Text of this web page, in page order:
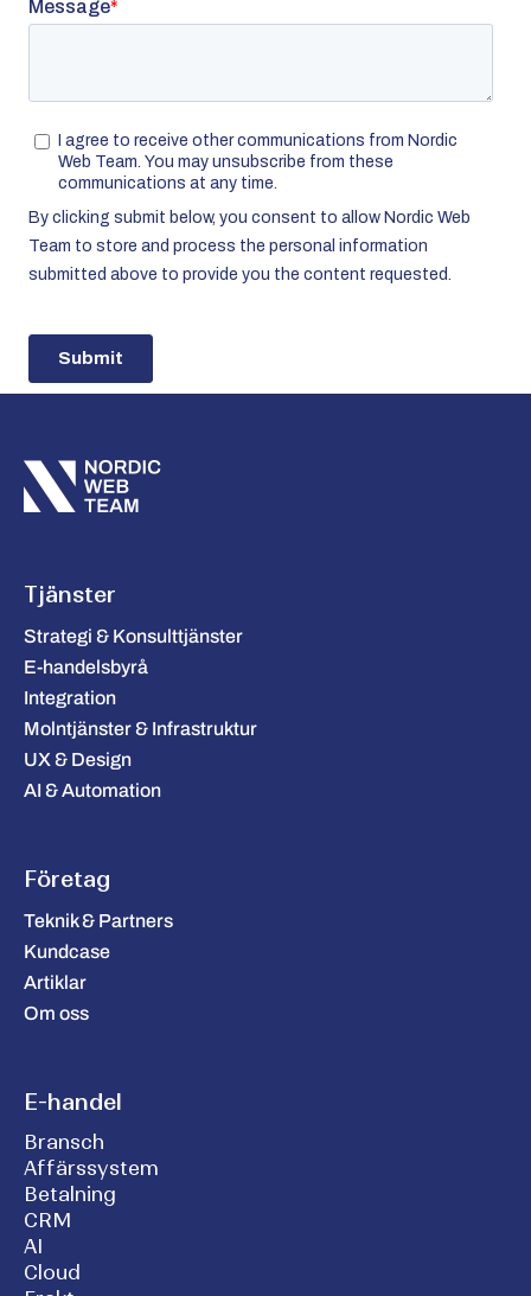
Tjänster
Strategi & Konsulttjänster
E-handelsbyrå
Integration
Molntjänster & Infrastruktur
UX & Design
AI & Automation
Företag
Teknik & Partners
Kundcase
Artiklar
Om oss
E-handel
Bransch
Affärssystem
Betalning
CRM
AI
Cloud